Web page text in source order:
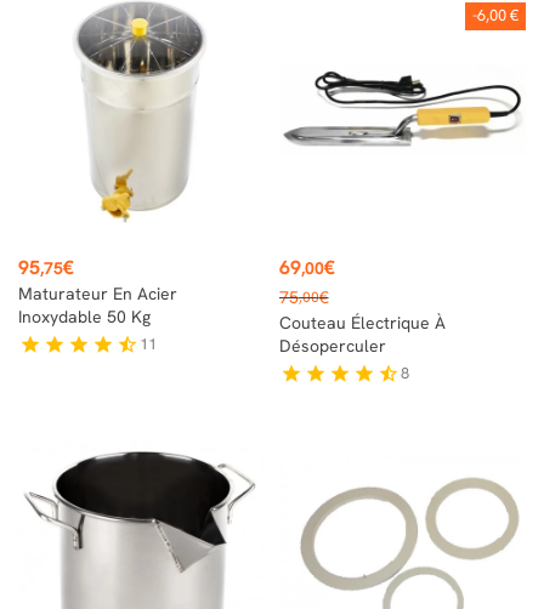
Prix
95,75€
Maturateur En Acier
Inoxydable 50 Kg
star star star star star_half 11
-6,00 €
Prix
69,00€
Prix
de
base
75,00€
Couteau Électrique À
Désoperculer
star star star star star_half8